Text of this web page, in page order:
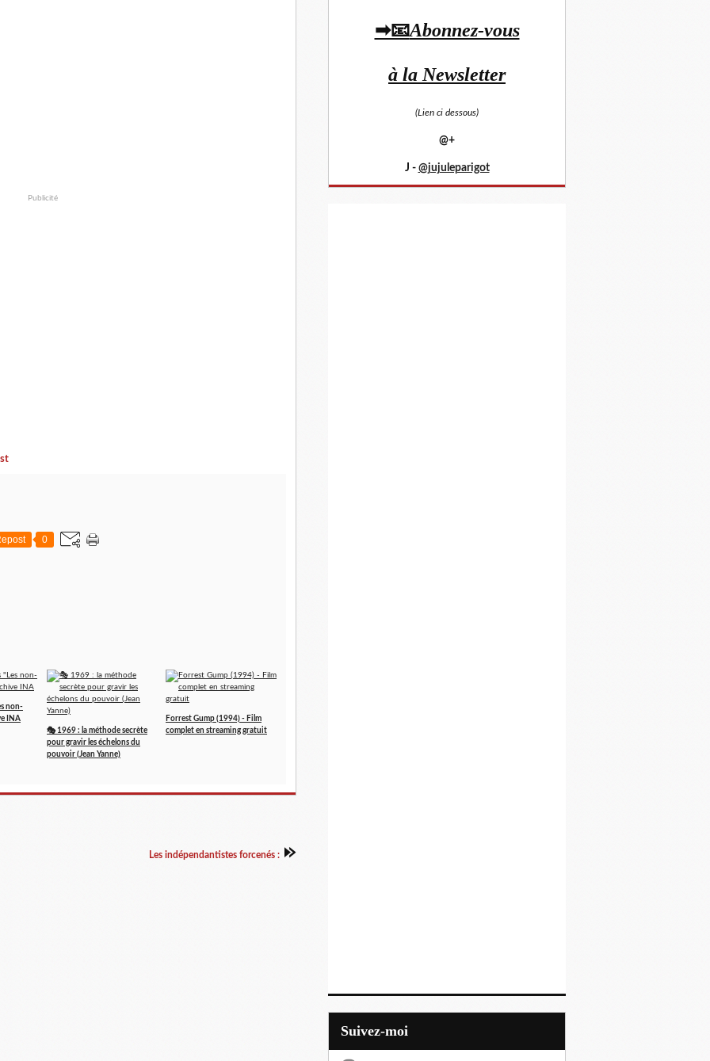
Publicité
0
non-
INA
🎭 1969 : la méthode secrète
pour gravir les échelons du
pouvoir (Jean Yanne)
Forrest Gump (1994) - Film
complet en streaming gratuit
Les indépendantistes forcenés :
➡📧Abonnez-vous
à la Newsletter
(Lien ci dessous)
@+
J - @jujuleparigot
Suivez-moi